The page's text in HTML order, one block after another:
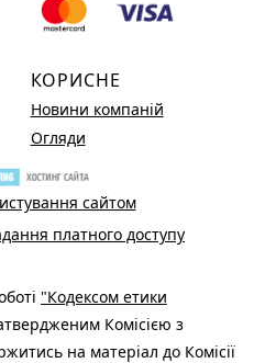
КОРИСНЕ
Новини компаній
Огляди
сайтом
платного доступу
"Кодексом етики
Комісією з
на матеріал до Комісії